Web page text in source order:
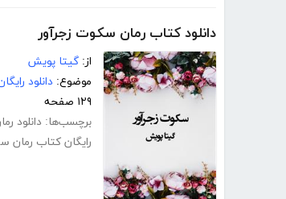
دانلود کتاب رمان سکوت زجرآور
از: گیتا پویش
موضوع: دانلود
۱۲۹ صفحه
برچسب‌ها: دانلود
رایگان کتاب رمان